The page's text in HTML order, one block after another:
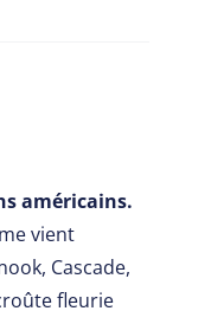
américains.
vient
Cascade,
fleurie